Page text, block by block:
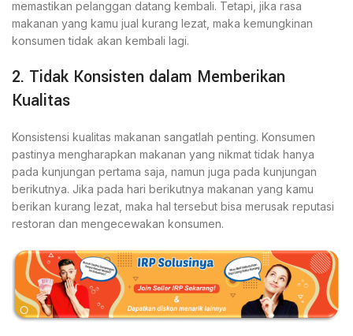
memastikan pelanggan datang kembali. Tetapi, jika rasa
makanan yang kamu jual kurang lezat, maka kemungkinan
konsumen tidak akan kembali lagi.
2. Tidak Konsisten dalam Memberikan
Kualitas
Konsistensi kualitas makanan sangatlah penting. Konsumen
pastinya mengharapkan makanan yang nikmat tidak hanya
pada kunjungan pertama saja, namun juga pada kunjungan
berikutnya. Jika pada hari berikutnya makanan yang kamu
berikan kurang lezat, maka hal tersebut bisa merusak reputasi
restoran dan mengecewakan konsumen.